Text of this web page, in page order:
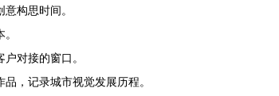
构思时间。
对接的窗口。
，记录城市视觉发展历程。